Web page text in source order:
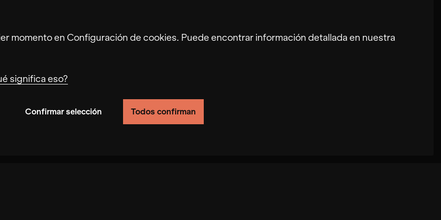
momento en Configuración de cookies. Puede encontrar información detallada en nuestra
significa eso?
Confirmar selección Todos confirman